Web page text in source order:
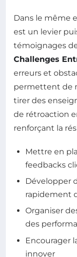
Dans le même
est un levier
témoignages
Challenges
erreurs et
permettent de
tirer des
de rétroaction
renforçant la
Mettre en
feedbacks
Développer
rapidement
Organiser
des
Encourager
innover